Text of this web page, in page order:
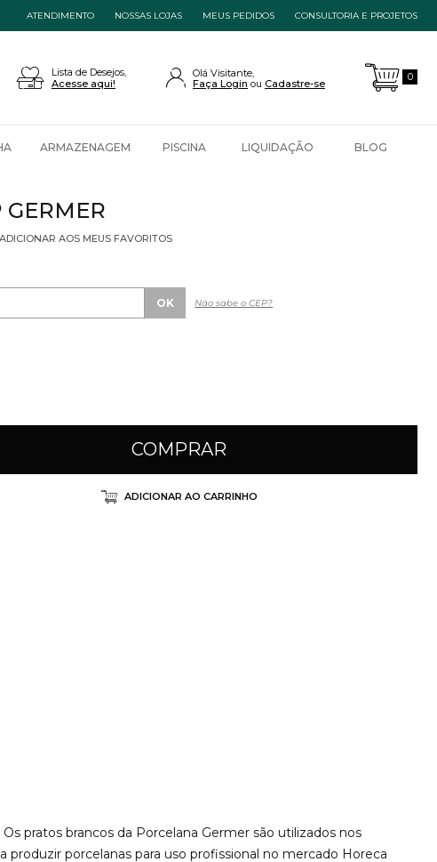
ATENDIMENTO NOSSAS LOJAS MEUS PEDIDOS CONSULTORIA E PROJETOS
0
Olá Visitante,
Faça Login
Cadastre-se
Lista de Desejos,
Acesse aqui!
ARMAZENAGEM PISCINA LIQUIDAÇÃO BLOG
GERMER
ADICIONAR AOS MEUS FAVORITOS
Não sabe o CEP?
COMPRAR
ADICIONAR AO CARRINHO
pratos brancos da Porcelana Germer são utilizados nos
porcelanas para uso profissional no mercado Horeca